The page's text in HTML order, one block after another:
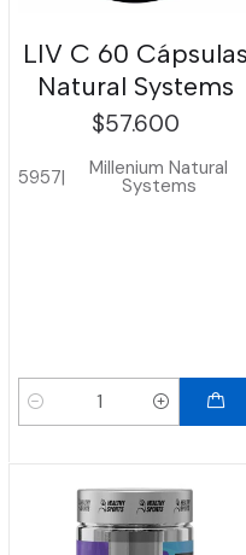
LIV C 60 Cápsulas
Natural Systems
$57.600
5957| Millenium Natural
Systems
Cantidad